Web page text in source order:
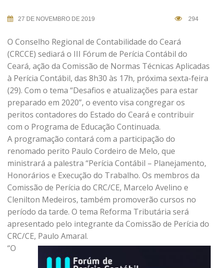
27 DE NOVEMBRO DE 2019 294
O Conselho Regional de Contabilidade do Ceará
(CRCCE) sediará o III Fórum de Perícia Contábil do
Ceará, ação da Comissão de Normas Técnicas Aplicadas
à Perícia Contábil, das 8h30 às 17h, próxima sexta-feira
(29). Com o tema “Desafios e atualizações para estar
preparado em 2020”, o evento visa congregar os
peritos contadores do Estado do Ceará e contribuir
com o Programa de Educação Continuada.
A programação contará com a participação do
renomado perito Paulo Cordeiro de Melo, que
ministrará a palestra “Perícia Contábil – Planejamento,
Honorários e Execução do Trabalho. Os membros da
Comissão de Perícia do CRC/CE, Marcelo Avelino e
Clenilton Medeiros, também promoverão cursos no
período da tarde. O tema Reforma Tributária será
apresentado pelo integrante da Comissão de Perícia do
CRC/CE, Paulo Amaral.
“O